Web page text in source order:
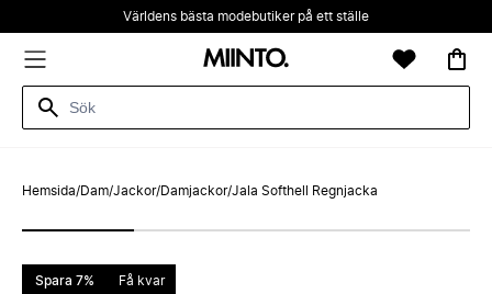
Världens bästa modebutiker på ett ställe
Hemsida/Dam/Jackor/Damjackor/Jala Softhell Regnjacka
Spara 7% Få kvar